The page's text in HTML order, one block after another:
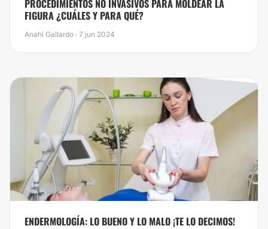
PROCEDIMIENTOS NO INVASIVOS PARA MOLDEAR LA
FIGURA ¿CUÁLES Y PARA QUÉ?
Anahí Gallardo · 7 jun 2024
​ENDERMOLOGÍA: LO BUENO Y LO MALO ¡TE LO DECIMOS!